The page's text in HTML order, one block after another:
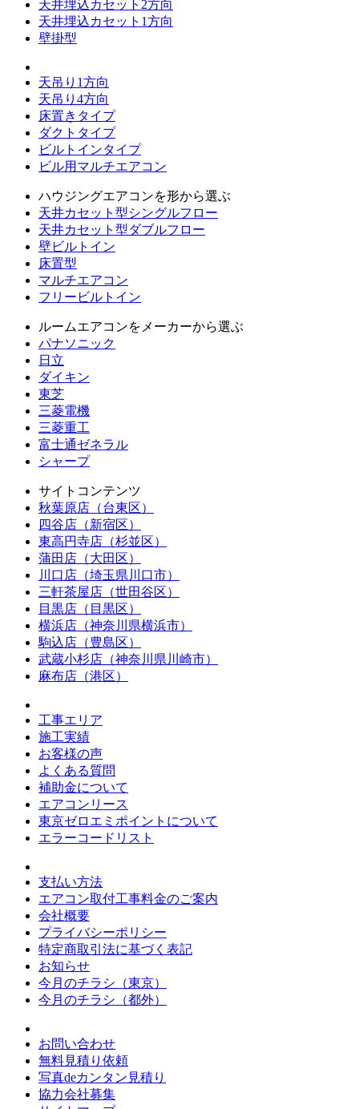
天井埋込カセット2方向
天井埋込カセット1方向
壁掛型
天吊り1方向
天吊り4方向
床置きタイプ
ダクトタイプ
ビルトインタイプ
ビル用マルチエアコン
ハウジングエアコンを形から選ぶ
天井カセット型シングルフロー
天井カセット型ダブルフロー
壁ビルトイン
床置型
マルチエアコン
フリービルトイン
ルームエアコンをメーカーから選ぶ
パナソニック
日立
ダイキン
東芝
三菱電機
三菱重工
富士通ゼネラル
シャープ
サイトコンテンツ
秋葉原店（台東区）
四谷店（新宿区）
東高円寺店（杉並区）
蒲田店（大田区）
川口店（埼玉県川口市）
三軒茶屋店（世田谷区）
目黒店（目黒区）
横浜店（神奈川県横浜市）
駒込店（豊島区）
武蔵小杉店（神奈川県川崎市）
麻布店（港区）
工事エリア
施工実績
お客様の声
よくある質問
補助金について
エアコンリース
東京ゼロエミポイントについて
エラーコードリスト
支払い方法
エアコン取付工事料金のご案内
会社概要
プライバシーポリシー
特定商取引法に基づく表記
お知らせ
今月のチラシ（東京）
今月のチラシ（都外）
お問い合わせ
無料見積り依頼
写真deカンタン見積り
協力会社募集